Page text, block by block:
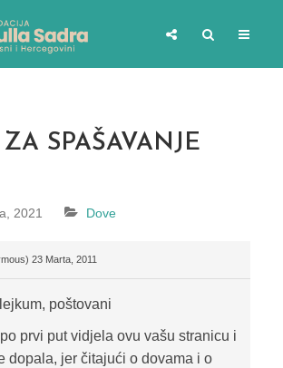
ZA SPAŠAVANJE
2021 Dove
23 Marta, 2011
poštovani
prvi put vidjela ovu vašu stranicu i
dopala, jer čitajući o dovama i o